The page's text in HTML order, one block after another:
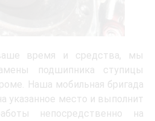
время и средства, мы
подшипника ступицы
Наша мобильная бригада
указанное место и выполнит
непосредственно на